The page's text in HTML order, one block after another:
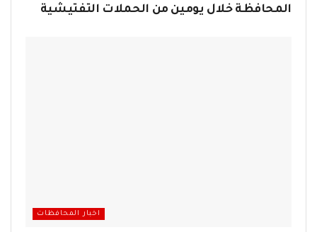
المحافظة خلال يومين من الحملات التفتيشية
اخبار المحافظات